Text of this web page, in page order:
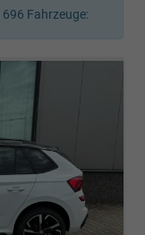
696 Fahrzeuge: